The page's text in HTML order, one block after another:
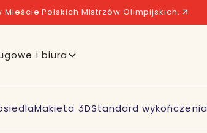
Polskich Mistrzów Olimpijskich.
i biura
Makieta 3DStandard wykończenia